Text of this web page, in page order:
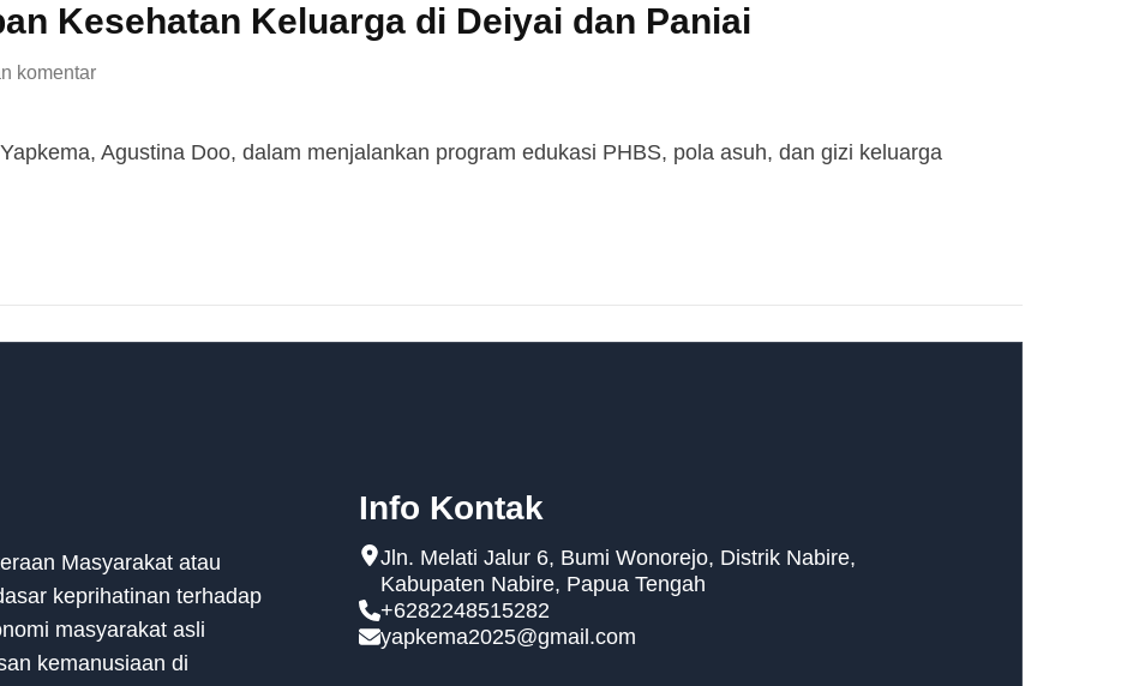
Kesehatan Keluarga di Deiyai dan Paniai
komentar
Agustina Doo, dalam menjalankan program edukasi PHBS, pola asuh, dan gizi keluarga
Masyarakat atau
keprihatinan terhadap
masyarakat asli
kemanusiaan di
Info Kontak
Jln. Melati Jalur 6, Bumi Wonorejo, Distrik Nabire,
Kabupaten Nabire, Papua Tengah
+6282248515282
yapkema2025@gmail.com